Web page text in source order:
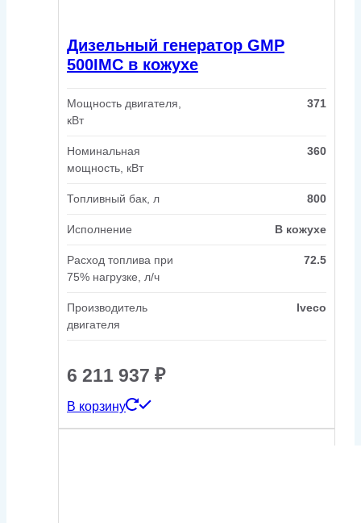
Дизельный генератор GMP
500IMC в кожухе
Мощность двигателя,
кВт
371
Номинальная
мощность, кВт
360
Топливный бак, л 800
Исполнение В кожухе
Расход топлива при
75% нагрузке, л/ч
72.5
Производитель
двигателя
Iveco
6 211 937 ₽
В корзину